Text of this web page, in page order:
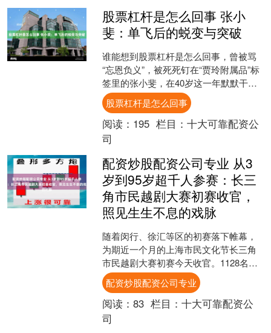
股票杠杆是怎么回事 张小
斐：单飞后的蜕变与突破
谁能想到股票杠杆是怎么回事，曾被骂
“忘恩负义”，被死死钉在“贾玲附属品”标
签里的张小斐，在40岁这一年默默干出
了一番大事。 刚单飞时，全网都断定她
会糊，重回龙套....
股票杠杆是怎么回事
阅读： 195 栏目： 十大可靠配资公
司
配资炒股配资公司专业 从3
岁到95岁超千人参赛：长三
角市民越剧大赛初赛收官，
照见生生不息的戏脉
随着闵行、徐汇等区的初赛落下帷幕，
为期近一个月的上海市民文化节长三角
市民越剧大赛初赛今天收官。1128名市
民登台亮嗓，从3岁半的稚气孩童到95岁
的老人，他们用各....
配资炒股配资公司专业
阅读： 83 栏目： 十大可靠配资公
司